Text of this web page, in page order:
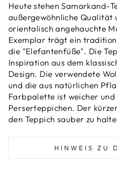
Heute stehen Samarkand-
außergewöhnliche Qualität
orientalisch angehauchte
Exemplar trägt ein
die "Elefantenfüße". Die
Inspiration aus dem
Design. Die verwendete
und die aus natürlichen
Farbpalette ist weicher
Perserteppichen. Der
den Teppich sauber zu
HINWEIS ZU